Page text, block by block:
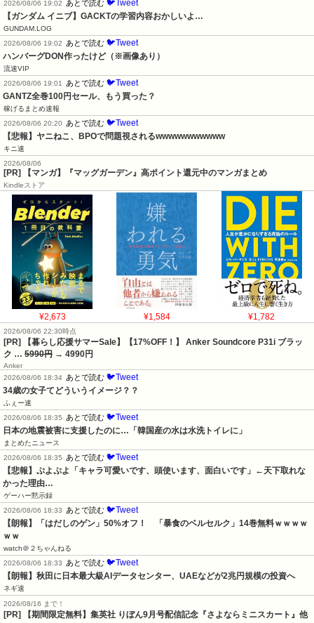
2026/08/06 19:02 あとで読む 🐦Tweet
【ガンダム イニブ】GACKTの学習内容おかしいよ…
GUNDAM.LOG
2026/08/06 19:02
あとで読む 🐦Tweet
ハンバーグDON作ったけど（※画像あり）
流速VIP
2026/08/06 19:01
あとで読む 🐦Tweet
GANTZ全巻100円セール、もう買った？
稼げるまとめ速報
2026/08/06 20:20
あとで読む 🐦Tweet
【悲報】ヤニねこ、BPOで問題視されるwwwwwwwwwww
キニ速
2026/08/06
[PR] 【マンガ】『マッグガーデン』高ポイント還元中のマンガまとめ
Kindleストア
¥2,673 ¥1,584 ¥1,782
2026/08/06 22:30時点
[PR] 【暮らし応援サマーSale】【17%OFF！】 Anker Soundcore P31i ブラッ
ク … 5990円 → 4990円
Anker
2026/08/06 18:34 あとで読む 🐦Tweet
34歳の女子てどういうイメージ？？
ふぇー速
2026/08/06 18:35
あとで読む 🐦Tweet
日本の地震被害に支援したのに…「韓国産の水は水洗トイレに」
まとめたニュース
2026/08/06 18:35
あとで読む 🐦Tweet
【悲報】ぷよぷよ「キャラ可愛いです、頭使います、面白いです」←天下取れな
かった理由…
ゲーハー黙示録
2026/08/06 18:33
あとで読む 🐦Tweet
【朗報】「はだしのゲン」50%オフ！　「暴食のベルセルク」14巻無料ｗｗｗｗ
ｗｗ
watch＠２ちゃんねる
2026/08/06 18:33
あとで読む 🐦Tweet
【朗報】秋田に日本最大級AIデータセンター、UAEなどが2兆円規模の投資へ
ネギ速
2026/08/16 まで！
[PR] 【期間限定無料】集英社 りぼん9月号配信記念『さよならミニスカート』他